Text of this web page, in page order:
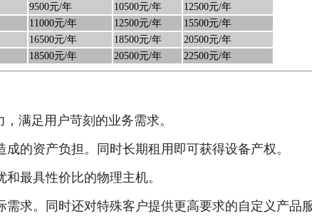
9500元/年 10500元/年
12500元/年
11000元/年 12500元/年 15500元/年
16500元/年 18500元/年
20500元/年
18500元/年 20500元/年 22500元/年
满足用户苛刻的业务需求。
的资产负担。同时长期租用即可获得设备产权。
最具性价比的物理主机。
求。同时还对特殊客户提供更高要求的自定义产品服